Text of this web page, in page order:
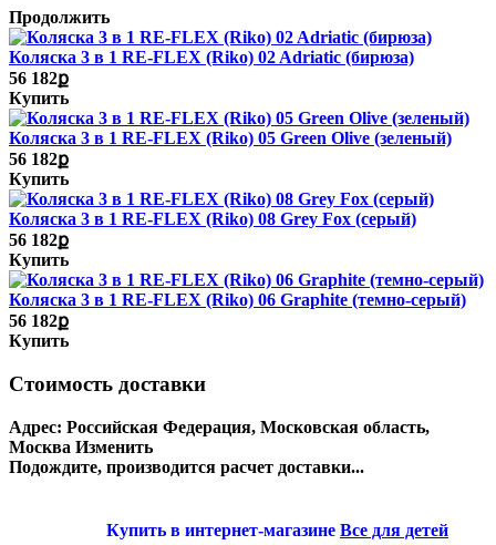
Продолжить
Коляска 3 в 1 RE-FLEX (Riko) 02 Adriatic (бирюза)
56 182ք
Купить
Коляска 3 в 1 RE-FLEX (Riko) 05 Green Olive (зеленый)
56 182ք
Купить
Коляска 3 в 1 RE-FLEX (Riko) 08 Grey Fox (серый)
56 182ք
Купить
Коляска 3 в 1 RE-FLEX (Riko) 06 Graphite (темно-серый)
56 182ք
Купить
Стоимость доставки
Адрес: Российская Федерация, Московская область,
Москва Изменить
Подождите, производится расчет доставки...
Купить в интернет-магазине Все для детей